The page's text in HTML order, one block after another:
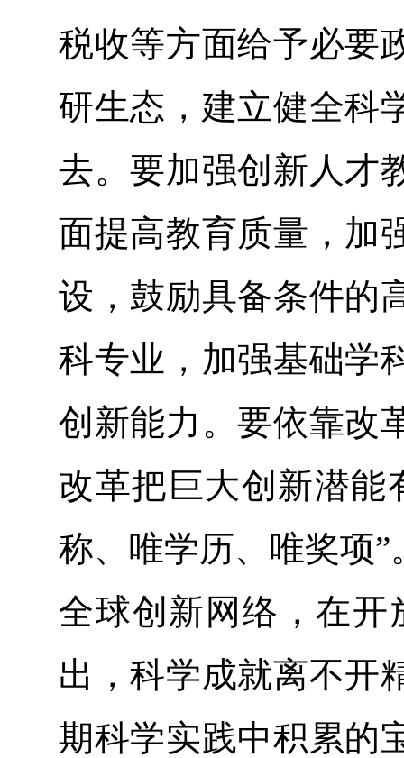
税收等方面给予必要
研生态，建立健全科
去。要加强创新人才
面提高教育质量，加
设，鼓励具备条件的
科专业，加强基础学
创新能力。要依靠改
改革把巨大创新潜能
称、唯学历、唯奖项
全球创新网络，在
出，科学成就离不开
期科学实践中积累的